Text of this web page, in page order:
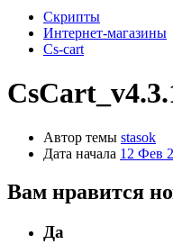
Скрипты
Интернет-магазины
Cs-cart
Автор темы stasok
Дата начала 12 Фев
Вам нравится
Да